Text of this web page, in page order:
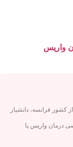
واریس
فرانسه، دانشیار
درمان واریس پا